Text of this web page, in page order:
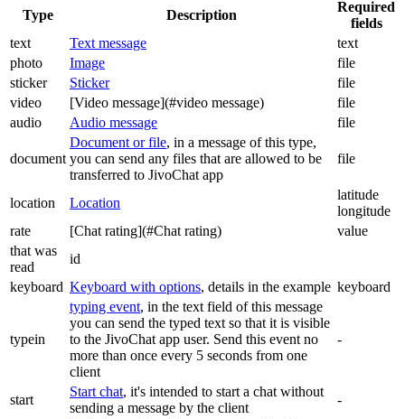
Type Description
Required
fields
text
Text message
text
photo
Image
file
sticker
Sticker
file
video
[Video message](#video message)
file
audio
Audio message file
document
Document or file, in a message of this type,
you can send any files that are allowed to be
transferred to JivoChat app
file
location Location
latitude
longitude
rate
[Chat rating](#Chat rating)
value
that was
read
id
keyboard Keyboard with options, details in the example keyboard
typein
typing event, in the text field of this message
you can send the typed text so that it is visible
to the JivoChat app user. Send this event no
more than once every 5 seconds from one
client
-
start
Start chat, it's intended to start a chat without
sending a message by the client
-